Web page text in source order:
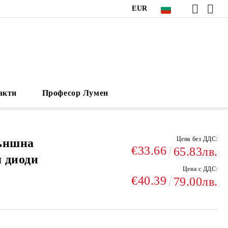
EUR
Професор Лумен
диоди
Цена без ДДС:
€33.66 65.83лв.
Цена с ДДС:
€40.39 79.00лв.